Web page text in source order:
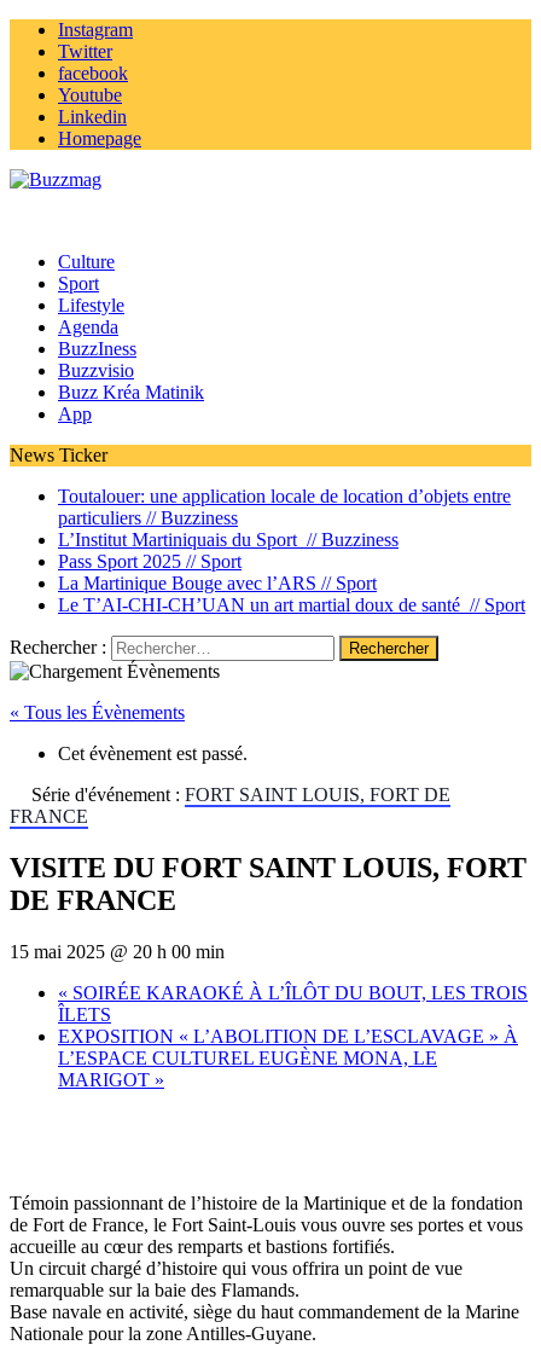
Instagram
Twitter
facebook
Youtube
Linkedin
Homepage
Culture
Sport
Lifestyle
Agenda
BuzzIness
Buzzvisio
Buzz Kréa Matinik
App
News Ticker
Toutalouer: une application locale de location d’objets entre
particuliers //Buzziness
L’Institut Martiniquais du Sport //Buzziness
Pass Sport 2025 // Sport
La Martinique Bouge avec l’ARS // Sport
Le T’AI-CHI-CH’UAN un art martial doux de santé // Sport
Rechercher :
« Tous les Évènements
Cet évènement est passé.
Série d'événement : FORT SAINT LOUIS, FORT DE
FRANCE
VISITE DU FORT SAINT LOUIS, FORT
DE FRANCE
15 mai 2025 @ 20 h 00 min
« SOIRÉE KARAOKÉ À L’ÎLÔT DU BOUT, LES TROIS
ÎLETS
EXPOSITION « L’ABOLITION DE L’ESCLAVAGE » À
L’ESPACE CULTUREL EUGÈNE MONA, LE
MARIGOT »
Témoin passionnant de l’histoire de la Martinique et de la fondation
de Fort de France, le Fort Saint-Louis vous ouvre ses portes et vous
accueille au cœur des remparts et bastions fortifiés.
Un circuit chargé d’histoire qui vous offrira un point de vue
remarquable sur la baie des Flamands.
Base navale en activité, siège du haut commandement de la Marine
Nationale pour la zone Antilles-Guyane.